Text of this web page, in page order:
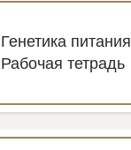
Генетика питания
Рабочая тетрадь